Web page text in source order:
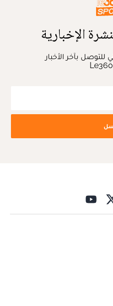
الإخبارية
للتوصل بآخر الأخبار